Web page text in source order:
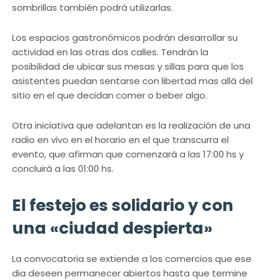
sombrillas también podrá utilizarlas.
Los espacios gastronómicos podrán desarrollar su
actividad en las otras dos calles. Tendrán la
posibilidad de ubicar sus mesas y sillas para que los
asistentes puedan sentarse con libertad mas allá del
sitio en el que decidan comer o beber algo.
Otra iniciativa que adelantan es la realización de una
radio en vivo en el horario en el que transcurra el
evento, que afirman que comenzará a las 17:00 hs y
concluirá a las 01:00 hs.
El festejo es solidario y con
una «ciudad despierta»
La convocatoria se extiende a los comercios que ese
dia deseen permanecer abiertos hasta que termine